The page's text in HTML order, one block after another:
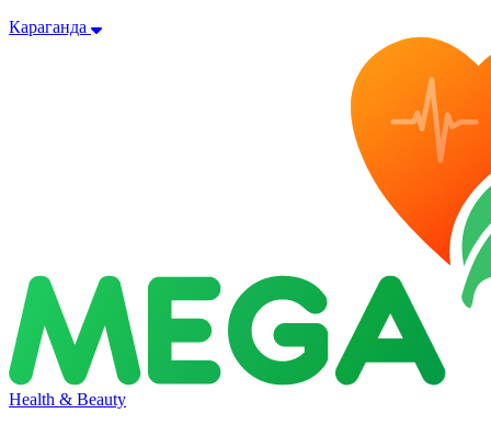
Караганда
Health & Beauty